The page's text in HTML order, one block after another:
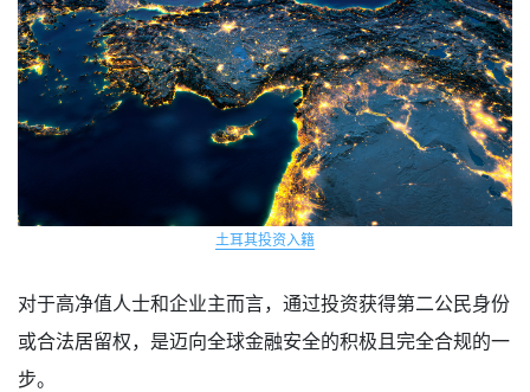
土耳其投资入籍
对于高净值人士和企业主而言，通过投资获得第二公民身份
或合法居留权，是迈向全球金融安全的积极且完全合规的一
步。